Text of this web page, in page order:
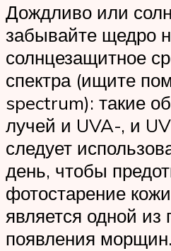
Дождливо или
забывайте щедро
солнцезащитное
спектра (ищите
spectrum): такие
лучей и UVA-, и
следует
день, чтобы
фотостарение
является одной из
появления морщин.